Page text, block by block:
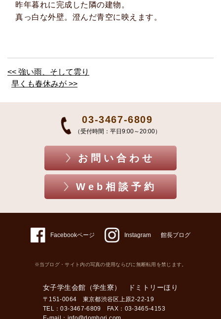
昨年暮れに完成した隣の建物。
真っ白な外壁。澄んだ青空に映えます。
<< 強い雨、そして雲り
早くも春休みが >>
03-3467-6809
（受付時間：平日9:00～20:00）
お問い合わせ
Web相談予約
Facebookページ Instagram 館長ブログ
※当ブログ・サイト内の写真の使用ならびに無断転用を禁じます。
女子学生会館（学生寮） ドミトリーほり
〒151-0064 東京都渋谷区上原2-22-19
TEL：03-3467-6809 FAX：03-3465-4153